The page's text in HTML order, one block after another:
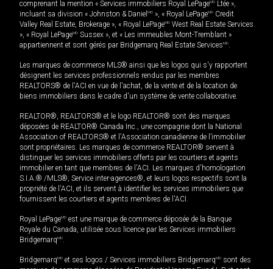
comprenant la mention « Services immobiliers Royal LePageMD Ltée »,
incluant sa division « Johnston & Daniel MD », « Royal LePageMD Credit
Valley Real Estate, Brokerage », « Royal LePageMD West Real Estate Services
», « Royal LePageMD Sussex », et « Les immeubles Mont-Tremblant »
appartiennent et sont gérés par Bridgemarq Real Estate ServicesMD.
Les marques de commerce MLS® ainsi que les logos qui s'y rapportent
désignent les services professionnels rendus par les membres
REALTORS® de l'ACI en vue de l'achat, de la vente et de la location de
biens immobiliers dans le cadre d'un système de vente collaborative.
REALTOR®, REALTORS® et le logo REALTOR® sont des marques
déposées de REALTOR® Canada Inc., une compagnie dont la National
Association of REALTORS® et l'Association canadienne de l’immobilier
sont propriétaires. Les marques de commerce REALTOR® servent à
distinguer les services immobiliers offerts par les courtiers et agents
immobilier en tant que membres de l'ACI. Les marques d'homologation
S.I.A.® /MLS®, Service inter-agences®, et leurs logos respectifs sont la
propriété de l'ACI, et ils servent à identifier les services immobiliers que
fournissent les courtiers et agents membres de l'ACI.
Royal LePageMD est une marque de commerce déposée de la Banque
Royale du Canada, utilisée sous licence par les Services immobiliers
BridgemarqMD.
BridgemarqMD et ses logos / Services immobiliers BridgemarqMD sont des